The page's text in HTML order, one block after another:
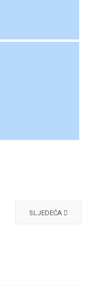
SLJEDEĆA